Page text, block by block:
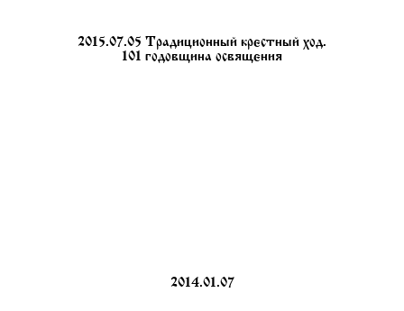
2015.07.05 Традиционный крестный ход.
101 годовщина освящения
2014.01.07